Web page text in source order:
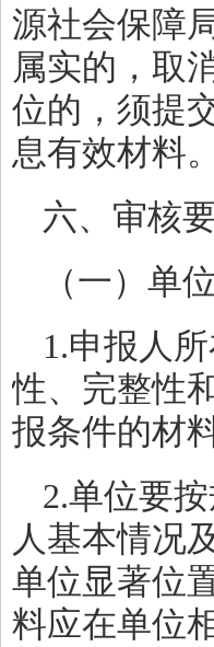
源社会保障
属实的，取
位的，须提
息有效材料。
六、审核
（一）单
1.申报人
性、完整性
报条件的材
2.单位要
人基本情况
单位显著位
料应在单位